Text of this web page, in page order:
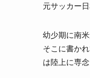
元サッカー
幼少期に南
そこに書か
は陸上に専念